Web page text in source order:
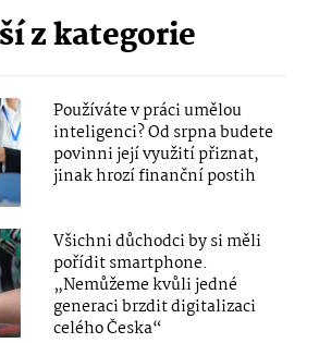
z kategorie
Používáte v práci umělou
inteligenci? Od srpna budete
povinni její využití přiznat,
jinak hrozí finanční postih
Všichni důchodci by si měli
pořídit smartphone.
„Nemůžeme kvůli jedné
generaci brzdit digitalizaci
celého Česka“